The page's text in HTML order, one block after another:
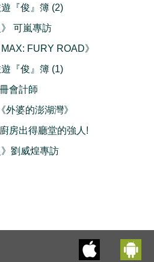
『俊』簿 (2)
可嵐專訪
FURY ROAD》
『俊』簿 (1)
會計師
外婆的澎湖灣》
房出得廳堂的強人!
劉威煌專訪